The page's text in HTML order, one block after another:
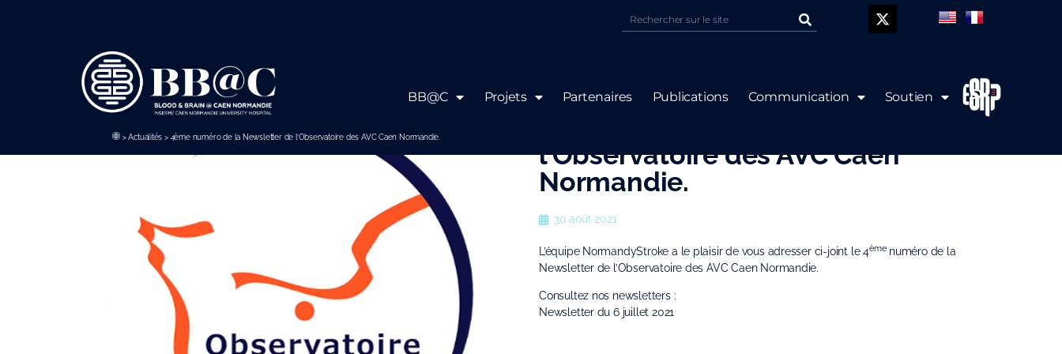
>Actualités > 4ème numéro de la Newsletter de l’Observatoire des AVC Caen Normandie.
BB@C Projets Partenaires Publications Communication Soutien P
l’Observatoire des AVC Caen
Normandie.
30 août 2021
L’équipe NormandyStroke a le plaisir de vous adresser ci-joint le 4èmenuméro de la
Newsletter de l’Observatoire des AVC Caen Normandie.
Consultez nos newsletters :
Newsletter du 6 juillet 2021